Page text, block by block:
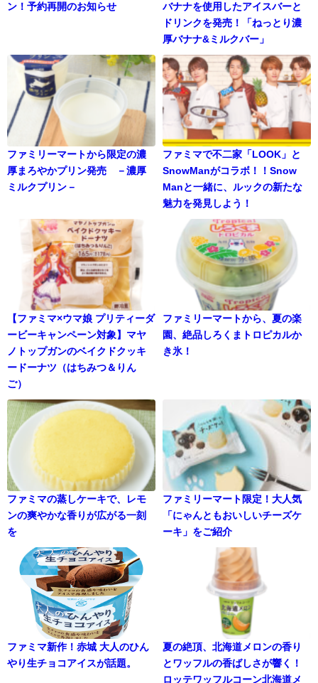
ン！予約再開のお知らせ
バナナを使用したアイスバーと
ドリンクを発売！「ねっとり濃
厚バナナ&ミルクバー」
ファミリーマートから限定の濃
厚まろやかプリン発売 －濃厚
ミルクプリン－
ファミマで不二家「LOOK」と
SnowManがコラボ！！Snow
Manと一緒に、ルックの新たな
魅力を発見しよう！
【ファミマ×ウマ娘 プリティーダ
ービーキャンペーン対象】マヤ
ノトップガンのベイクドクッキ
ードーナツ（はちみつ＆りん
ご）
ファミリーマートから、夏の楽
園、絶品しろくまトロピカルか
き氷！
ファミマの蒸しケーキで、レモ
ンの爽やかな香りが広がる一刻
を
ファミリーマート限定！大人気
「にゃんともおいしいチーズケ
ーキ」をご紹介
ファミマ新作！赤城 大人のひん
やり生チョコアイスが話題。
夏の絶頂、北海道メロンの香り
とワッフルの香ばしさが響く！
ロッテワッフルコーン北海道メ